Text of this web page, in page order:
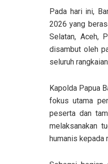
Pada hari ini,
2026 yang
Selatan, Aceh,
disambut oleh
seluruh
Kapolda Papua
fokus utama
peserta dan
melaksanakan
humanis kepada